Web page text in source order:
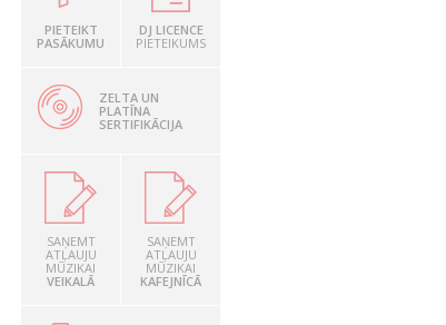
PIETEIKT
PASĀKUMU
DJ LICENCE
PIETEIKUMS
ZELTA UN
PLATĪNA
SERTIFIKĀCIJA
SAŅEMT
ATĻAUJU
MŪZIKAI
VEIKALĀ
SAŅEMT
ATĻAUJU
MŪZIKAI
KAFEJNĪCĀ